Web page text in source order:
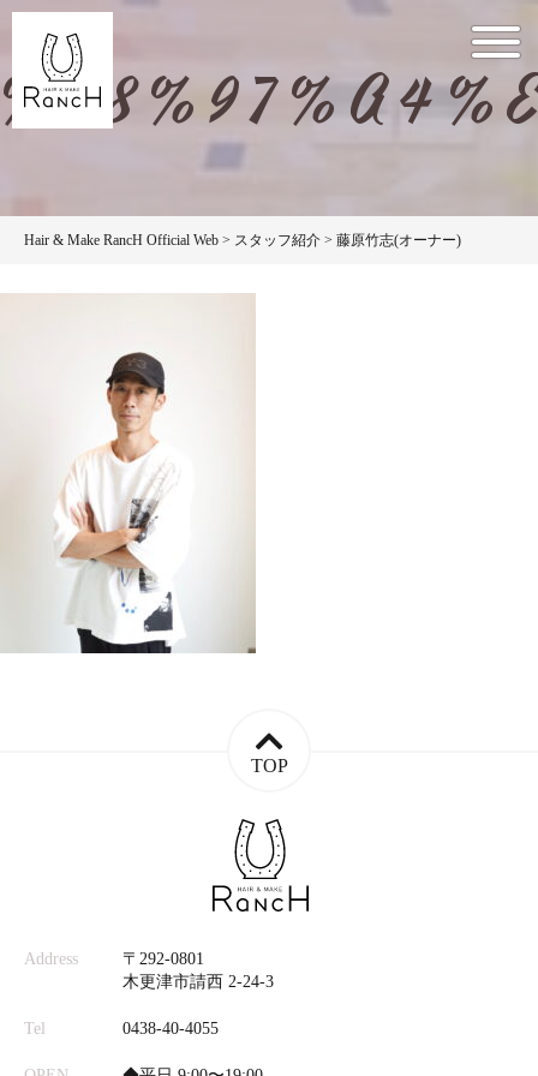
Hair & Make RancH Official Web > スタッフ紹介 > 藤原竹志(オーナー)
TOP
Address
〒292-0801
木更津市請西 2-24-3
Tel 0438-40-4055